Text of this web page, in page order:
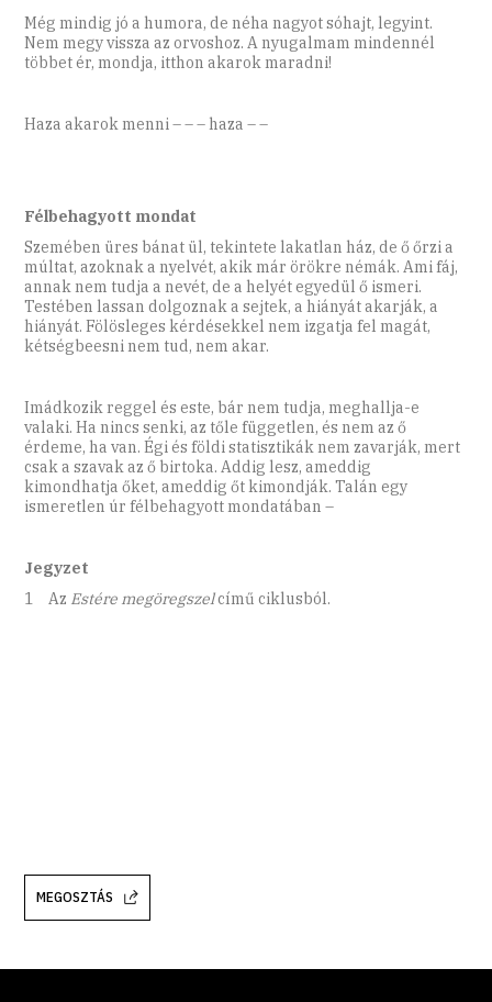
Még mindig jó a humora, de néha nagyot sóhajt, legyint.
Nem megy vissza az orvoshoz. A nyugalmam mindennél
többet ér, mondja, itthon akarok maradni!
Haza akarok menni – – – haza – –
Félbehagyott mondat
Szemében üres bánat ül, tekintete lakatlan ház, de ő őrzi a
múltat, azoknak a nyelvét, akik már örökre némák. Ami fáj,
annak nem tudja a nevét, de a helyét egyedül ő ismeri.
Testében lassan dolgoznak a sejtek, a hiányát akarják, a
hiányát. Fölösleges kérdésekkel nem izgatja fel magát,
kétségbeesni nem tud, nem akar.
Imádkozik reggel és este, bár nem tudja, meghallja-e
valaki. Ha nincs senki, az tőle független, és nem az ő
érdeme, ha van. Égi és földi statisztikák nem zavarják, mert
csak a szavak az ő birtoka. Addig lesz, ameddig
kimondhatja őket, ameddig őt kimondják. Talán egy
ismeretlen úr félbehagyott mondatában –
Jegyzet
1 Az Estére megöregszelcímű ciklusból.
MEGOSZTÁS